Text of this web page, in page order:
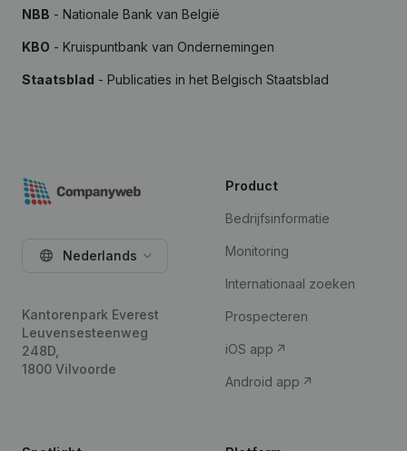
NBB - Nationale Bank van België
KBO - Kruispuntbank van Ondernemingen
Staatsblad - Publicaties in het Belgisch Staatsblad
Nederlands
Kantorenpark Everest
Leuvensesteenweg
248D,
1800 Vilvoorde
Product
Bedrijfsinformatie
Monitoring
Internationaal zoeken
Prospecteren
iOS app
Android app